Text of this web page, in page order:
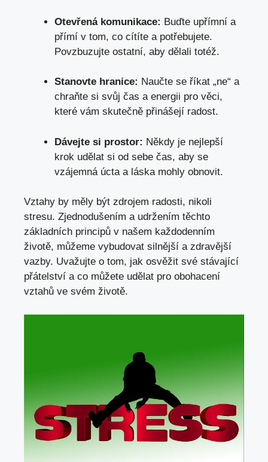
Otevřená komunikace: Buďte upřímní a
přímí v tom, co cítíte a potřebujete.
Povzbuzujte ostatní, aby dělali totéž.
Stanovte hranice: Naučte se říkat „ne“ a
chraňte si svůj čas a energii pro věci,
které vám skutečně přinášejí radost.
Dávejte si prostor: Někdy je nejlepší
krok udělat si od sebe čas, aby se
vzájemná úcta a láska mohly obnovit.
Vztahy by měly být zdrojem radosti, nikoli
stresu. Zjednodušením a udržením těchto
základních principů v našem každodenním
životě, můžeme vybudovat silnější a zdravější
vazby. Uvažujte o tom, jak osvěžit své stávající
přátelství a co můžete udělat pro obohacení
vztahů ve svém životě.